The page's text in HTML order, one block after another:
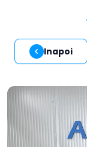
Inapoi